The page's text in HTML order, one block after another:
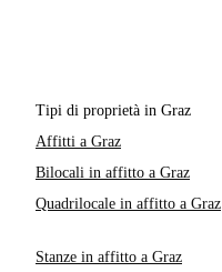
Tipi di proprietà in Graz
Affitti a Graz
Bilocali in affitto a Graz
Quadrilocale in affitto a Graz
Stanze in affitto a Graz